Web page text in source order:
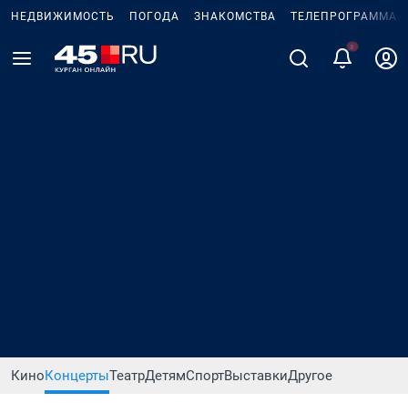
НЕДВИЖИМОСТЬ ПОГОДА ЗНАКОМСТВА ТЕЛЕПРОГРАММА
КиноКонцертыТеатрДетямСпортВыставкиДругое